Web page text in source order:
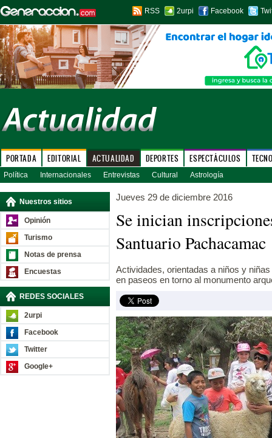
RSS 2urpi Facebook
PORTADA EDITORIAL ACTUALIDAD DEPORTES ESPECTÁCULOS
Política Internacionales Entrevistas Cultural Astrología
Nuestros sitios
Opinión
Turismo
Notas de prensa
Encuestas
REDES SOCIALES
2urpi
Facebook
Twitter
Google+
Jueves 29 de diciembre 2016
Se inician
Santuario Pachacamac
Actividades, orientadas a niños y
en paseos en torno al monumento